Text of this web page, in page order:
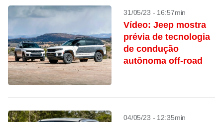
31/05/23 - 16:57min
Vídeo: Jeep mostra
prévia de tecnologia
de condução
autônoma off-road
04/05/23 - 12:35min